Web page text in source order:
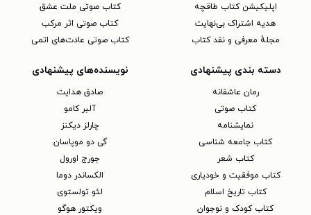
اپلیکیشن کتاب طاقچه
هدیه اشتراک بی‌نهایت
مجلهٔ معرفی و نقد کتاب
کتاب صوتی ملت عشق
کتاب صوتی اثر مرکب
کتاب صوتی عادت‌های اتمی
دسته بندی پیشنهادی
رمان عاشقانه
کتاب‌ صوتی
نمایشنامه
کتاب جامعه شناسی
کتاب شعر
کتاب موفقیت و خودیاری
کتاب تاریخ اسلام
کتاب کودک و نوجوان
نویسنده‌های پیشنهادی
صادق هدایت
آلبر کامو
چارلز دیکنز
گی دو موپاسان
جورج اورول
الکساندر دوما
لئو تولستوی
ویکتور هوگو